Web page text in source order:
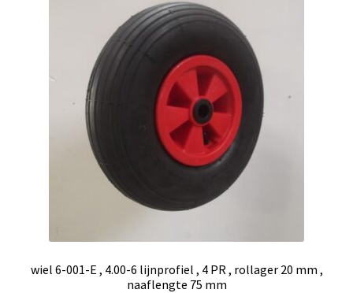
wiel 6-001-E , 4.00-6 lijnprofiel , 4 PR , rollager 20 mm ,
naaflengte 75 mm